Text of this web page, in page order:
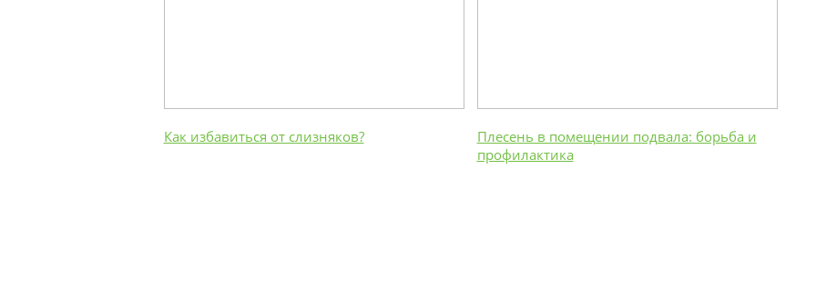
Как избавиться от слизняков?
Плесень в помещении подвала: борьба и
профилактика